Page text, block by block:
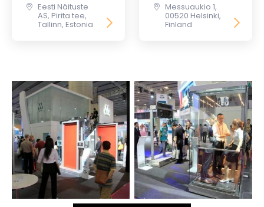
Eesti Näituste
AS, Pirita tee,
Tallinn, Estonia
Messuaukio 1,
00520 Helsinki,
Finland